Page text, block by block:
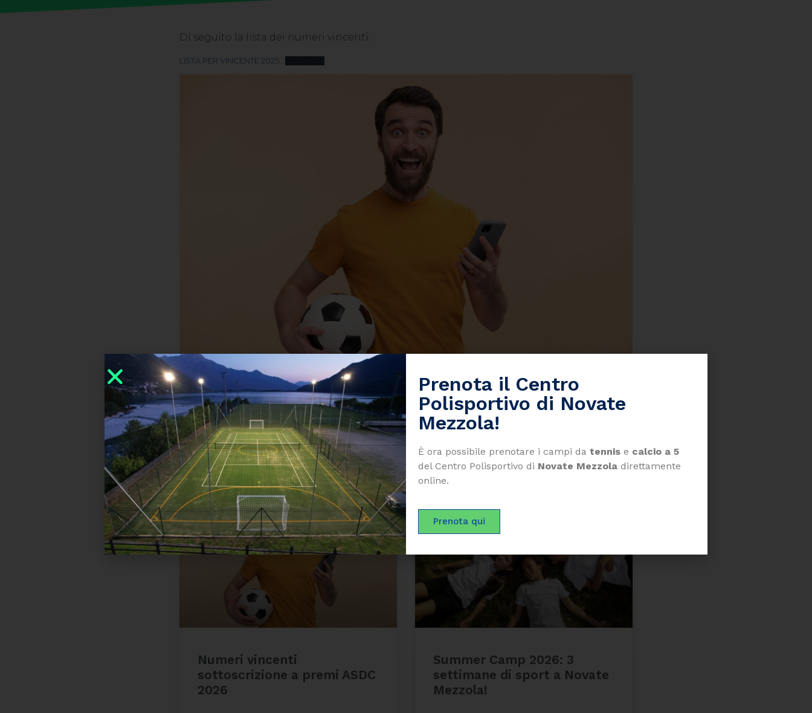
Di seguito la lista dei numeri vincenti:
LISTA PER VINCENTE 2025
Condividi La Notizia
NOTIZIE
Numeri vincenti
sottoscrizione a premi ASDC
2026
Summer Camp 2026: 3
settimane di sport a Novate
Mezzola!
Prenota il Centro
Polisportivo di Novate
Mezzola!
È ora possibile prenotare i campi da tennis e calcio a 5
del Centro Polisportivo di Novate Mezzola direttamente
online.
Prenota qui